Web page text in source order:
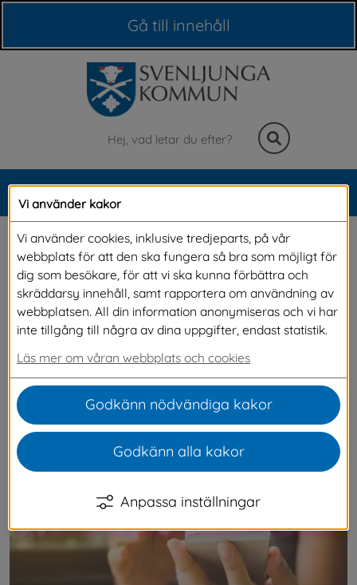
Gå till innehåll
Sök
Meny
Jourhavande Kompis -
chatten för unga
Vill du snacka med någon anonymt?
Jourhavande Kompis är en chatt av unga för
och helger. Med dem kan du prata om precis
vad som helst.
Vi använder kakor
Vi använder cookies, inklusive tredjeparts, på vår
webbplats för att den ska fungera så bra som möjligt för
dig som besökare, för att vi ska kunna förbättra och
skräddarsy innehåll, samt rapportera om användning av
webbplatsen. All din information anonymiseras och vi har
inte tillgång till några av dina uppgifter, endast statistik.
Läs mer om våran webbplats och cookies
Godkänn nödvändiga kakor
Godkänn alla kakor
Anpassa inställningar